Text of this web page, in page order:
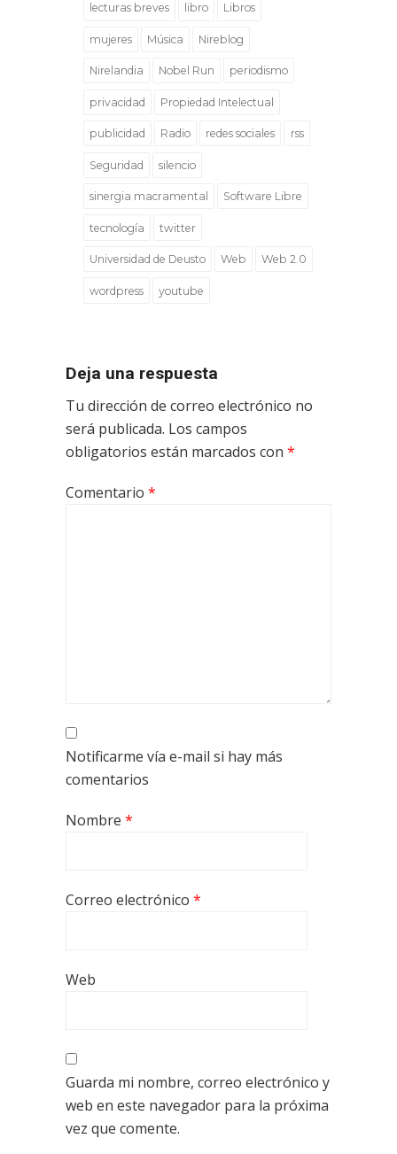
lecturas breves libro Libros
mujeres Música Nireblog
Nirelandia Nobel Run periodismo
privacidad Propiedad Intelectual
publicidad Radio redes sociales rss
Seguridad silencio
sinergia macramental Software Libre
tecnología twitter
Universidad de Deusto Web Web 2.0
wordpress youtube
Deja una respuesta
Tu dirección de correo electrónico no
será publicada. Los campos
obligatorios están marcados con *
Comentario *
Notificarme vía e-mail si hay más
comentarios
Nombre *
Correo electrónico *
Web
Guarda mi nombre, correo electrónico y
web en este navegador para la próxima
vez que comente.